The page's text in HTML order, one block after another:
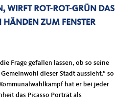
WIRFT ROT-ROT-GRÜN DAS
HÄNDEN ZUM FENSTER
Frage gefallen lassen, ob so seine
dieser Stadt aussieht.“ so
hat er bei jeder
das Picasso Porträt als